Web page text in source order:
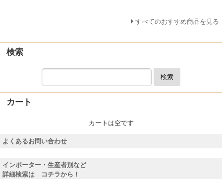
すべてのおすすめ商品を見る
検索
検索
カート
カートは空です
よくあるお問い合わせ
インポーター・生産者別など
詳細検索は コチラから！